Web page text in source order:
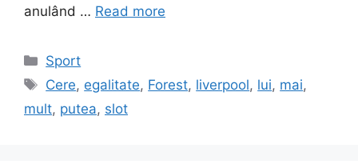
anulând … Read more
Categories
Sport
Tags
Cere, egalitate, Forest, liverpool, lui, mai,
mult, putea, slot